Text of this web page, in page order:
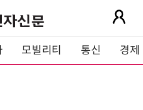
모빌리티 통신 경제